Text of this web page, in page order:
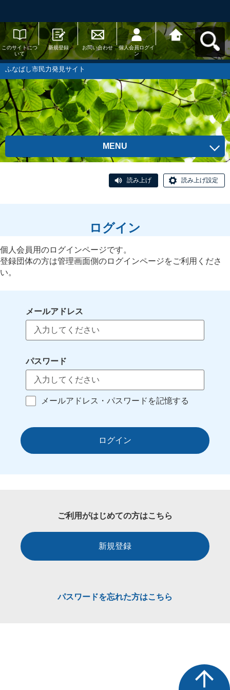
このサイトにつ
いて
新規登録 お問い合わせ
個人会員ログイ
ン
ふなばし市民力
発見サイトへ戻
る
ふなばし市民力発見サイト
MENU
読み上げ 読み上げ設定
ログイン
個人会員用のログインページです。
登録団体の方は管理画面側のログインページをご利用くださ
い。
メールアドレス
パスワード
メールアドレス・パスワードを記憶する
ログイン
ご利用がはじめての方はこちら
新規登録
パスワードを忘れた方はこちら